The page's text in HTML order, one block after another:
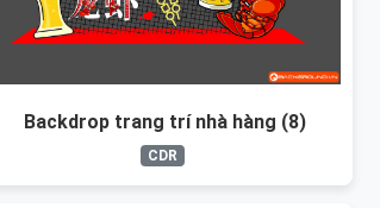
Backdrop trang trí nhà hàng (8)
CDR